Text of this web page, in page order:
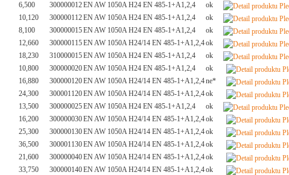
6,500 300000012EN AW 1050A H24 EN 485-1+A1,2,4
ok
10,120 300000112EN AW 1050A H24 EN 485-1+A1,2,4
ok
8,100 300000015EN AW 1050A H24 EN 485-1+A1,2,4
ok
12,660 300000115EN AW 1050A H24/14 EN 485-1+A1,2,4ok
18,230 310000015EN AW 1050A H24 EN 485-1+A1,2,4
ok
10,800 300000020EN AW 1050A H24 EN 485-1+A1,2,4
ok
16,880 300000120EN AW 1050A H24/14 EN 485-1+A1,2,4ne*
24,300 300001120EN AW 1050A H24/14 EN 485-1+A1,2,4ok
13,500 300000025EN AW 1050A H24 EN 485-1+A1,2,4
ok
16,200 300000030EN AW 1050A H24/14 EN 485-1+A1,2,4ok
25,300 300000130EN AW 1050A H24/14 EN 485-1+A1,2,4ok
36,500 300001130EN AW 1050A H24/14 EN 485-1+A1,2,4ok
21,600 300000040EN AW 1050A H24/14 EN 485-1+A1,2,4ok
33,750 300000140EN AW 1050A H24/14 EN 485-1+A1,2,4ok